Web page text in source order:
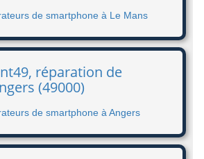
de smartphone à Le Mans
réparation de
(49000)
de smartphone à Angers